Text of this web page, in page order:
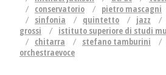
conservatorio
pietro mascagni
sinfonia
quintetto jazz
grossi
istituto superiore di studi
chitarra
stefano tamburini
orchestraevoce